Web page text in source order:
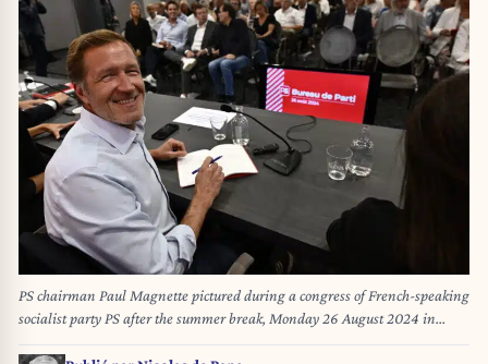
PS chairman Paul Magnette pictured during a congress of French-speaking
socialist party PS after the summer break, Monday 26 August 2024 in
Nivelles. BELGA PHOTO ERIC LALMAND